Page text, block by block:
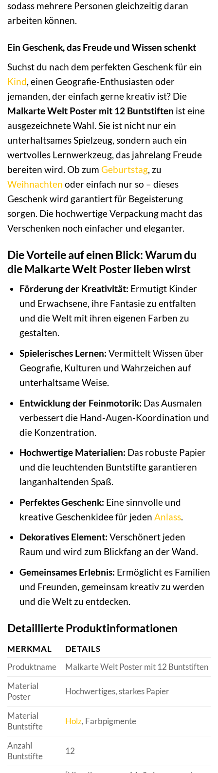
sodass mehrere Personen gleichzeitig daran
arbeiten können.
Ein Geschenk, das Freude und Wissen schenkt
Suchst du nach dem perfekten Geschenk für ein
Kind, einen Geografie-Enthusiasten oder
jemanden, der einfach gerne kreativ ist? Die
Malkarte Welt Poster mit 12 Buntstiften ist eine
ausgezeichnete Wahl. Sie ist nicht nur ein
unterhaltsames Spielzeug, sondern auch ein
wertvolles Lernwerkzeug, das jahrelang Freude
bereiten wird. Ob zum Geburtstag, zu
Weihnachten oder einfach nur so – dieses
Geschenk wird garantiert für Begeisterung
sorgen. Die hochwertige Verpackung macht das
Verschenken noch einfacher und eleganter.
Die Vorteile auf einen Blick: Warum du
die Malkarte Welt Poster lieben wirst
Förderung der Kreativität: Ermutigt Kinder
und Erwachsene, ihre Fantasie zu entfalten
und die Welt mit ihren eigenen Farben zu
gestalten.
Spielerisches Lernen: Vermittelt Wissen über
Geografie, Kulturen und Wahrzeichen auf
unterhaltsame Weise.
Entwicklung der Feinmotorik: Das Ausmalen
verbessert die Hand-Augen-Koordination und
die Konzentration.
Hochwertige Materialien: Das robuste Papier
und die leuchtenden Buntstifte garantieren
langanhaltenden Spaß.
Perfektes Geschenk: Eine sinnvolle und
kreative Geschenkidee für jeden Anlass.
Dekoratives Element: Verschönert jeden
Raum und wird zum Blickfang an der Wand.
Gemeinsames Erlebnis: Ermöglicht es Familien
und Freunden, gemeinsam kreativ zu werden
und die Welt zu entdecken.
Detaillierte Produktinformationen
MERKMAL
DETAILS
Produktname
Malkarte Welt Poster mit 12 Buntstiften
Material
Poster
Hochwertiges, starkes Papier
Material
Buntstifte
Holz, Farbpigmente
Anzahl
Buntstifte
12